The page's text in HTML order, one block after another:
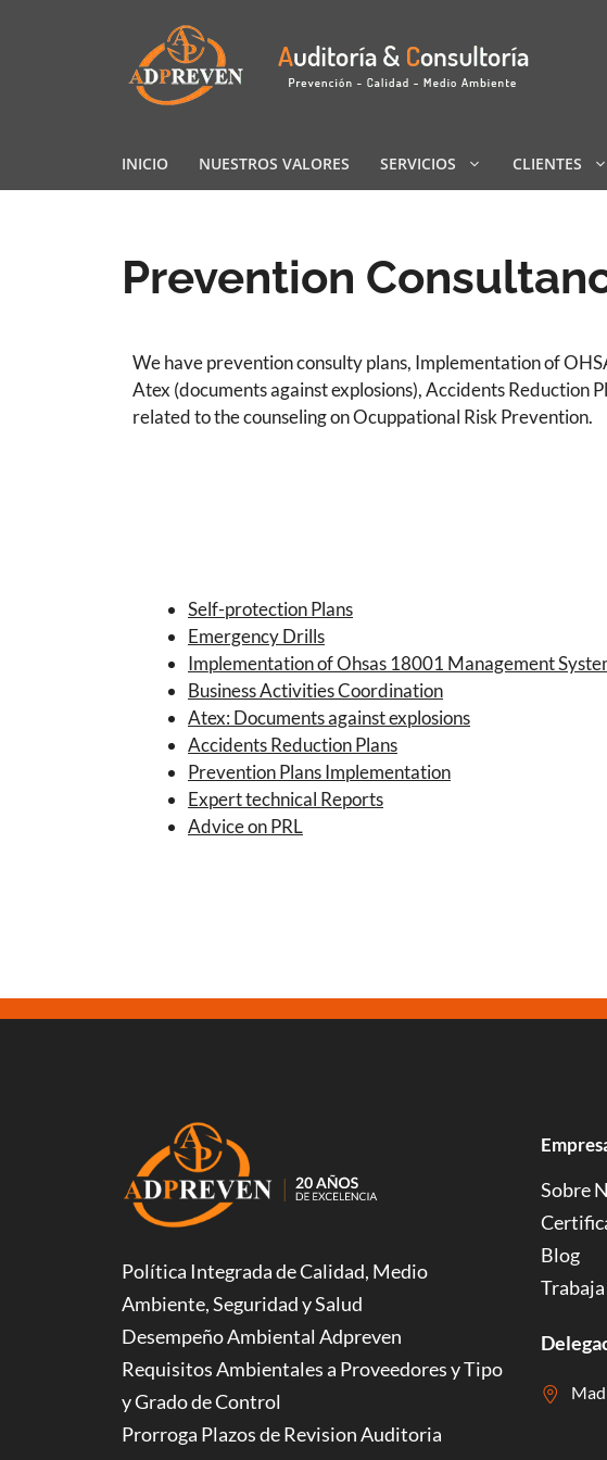
INICIO NUESTROS VALORES SERVICIOS CLIENTES
Prevention
We have prevention consulty plans, Implementation of
Atex (documents against explosions), Accidents Reduction
related to the counseling on Ocuppational Risk Prevention.
Self-protection Plans
Emergency Drills
Implementation of Ohsas 18001 Management
Business Activities Coordination
Atex: Documents against explosions
Accidents Reduction Plans
Prevention Plans Implementation
Expert technical Reports
Advice on PRL
Política Integrada de Calidad, Medio
Ambiente, Seguridad y Salud
Desempeño Ambiental Adpreven
Requisitos Ambientales a Proveedores y Tipo
y Grado de Control
Prorroga Plazos de Revision Auditoria
Sobre
Blog